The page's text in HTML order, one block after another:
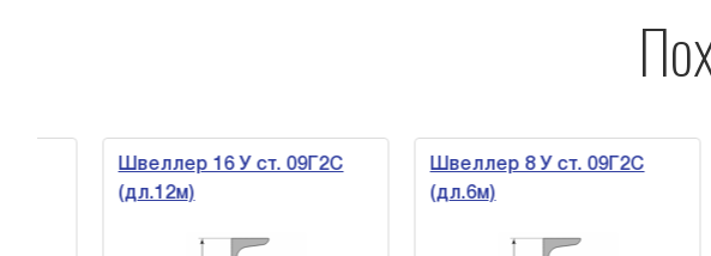
Швеллер 16 У ст. 09Г2С
(дл.12м)
Швеллер 8 У ст. 09Г2С
(дл.6м)